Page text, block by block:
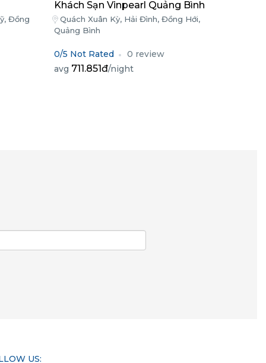
Đồng
Khách Sạn Vinpearl Quảng Bình
Quách Xuân Kỳ, Hải Đình, Đồng Hới,
Quảng Bình
0/5 Not Rated
0 review
avg 711.851đ/night
US: